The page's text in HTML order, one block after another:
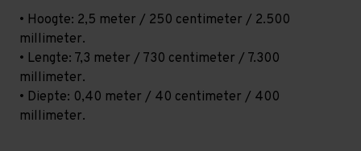
• Hoogte: 2,5 meter / 250 centimeter / 2.500
millimeter.
• Lengte: 7,3 meter / 730 centimeter / 7.300
millimeter.
• Diepte: 0,40 meter / 40 centimeter / 400
millimeter.